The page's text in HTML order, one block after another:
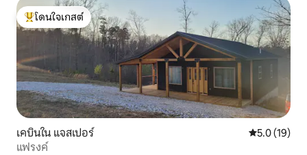
โดนใจเกสต์ที่สุด
โดนใจเกสต์
เคบินใน แจสเปอร์ คะแนนเฉลี่ย
5.0 (19)
แฟรงค์